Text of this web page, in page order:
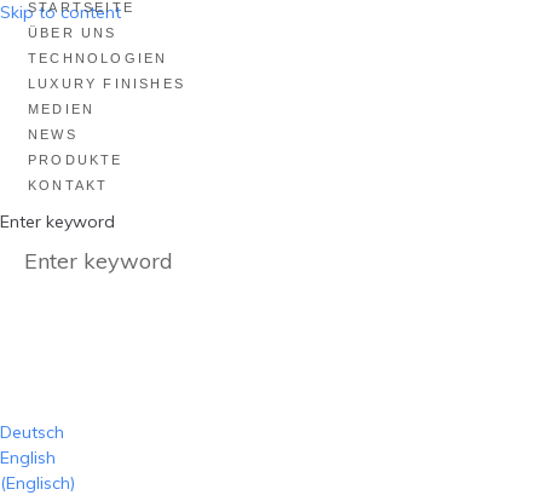
Skip to content
STARTSEITE
ÜBER UNS
TECHNOLOGIEN
LUXURY FINISHES
MEDIEN
NEWS
PRODUKTE
KONTAKT
Enter keyword
Deutsch
English
(Englisch)